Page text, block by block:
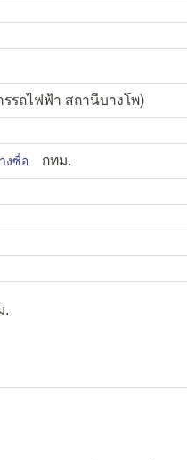
รรถไฟฟ้า สถานีบางโพ)
งซื่อ
กทม.
.